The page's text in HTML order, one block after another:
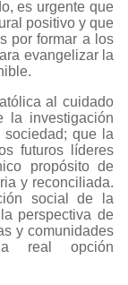
es urgente que
positivo y que
por formar a los
evangelizar la
al cuidado
la investigación
que la
futuros líderes
propósito de
y reconciliada.
social de la
perspectiva de
y comunidades
real opción